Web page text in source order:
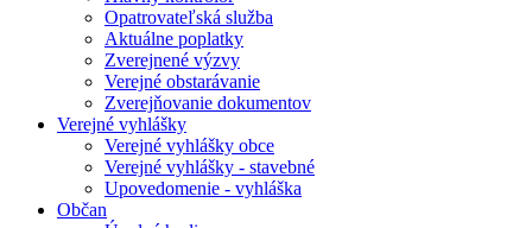
Opatrovateľská služba
Aktuálne poplatky
Zverejnené výzvy
Verejné obstarávanie
Zverejňovanie dokumentov
Verejné vyhlášky
Verejné vyhlášky obce
Verejné vyhlášky - stavebné
Upovedomenie - vyhláška
Občan